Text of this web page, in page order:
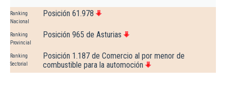
Ranking
Nacional
Posición 61.978
Ranking
Provincial
Posición 965 de Asturias
Ranking
Sectorial
Posición 1.187 de Comercio al por menor de
combustible para la automoción